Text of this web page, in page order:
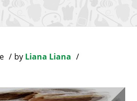
by Liana Liana